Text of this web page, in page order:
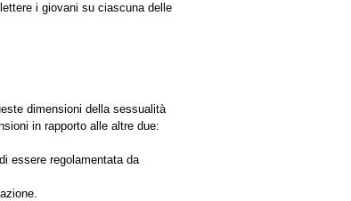
i giovani su ciascuna delle
dimensioni della sessualità
in rapporto alle altre due:
essere regolamentata da